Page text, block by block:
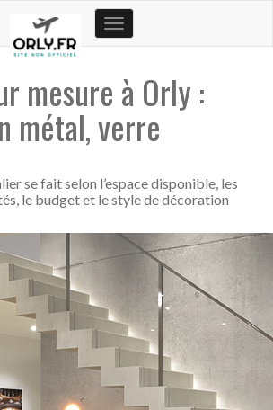
Toggle
navigation
mesure à Orly :
métal, verre
se fait selon l’espace disponible, les
le budget et le style de décoration